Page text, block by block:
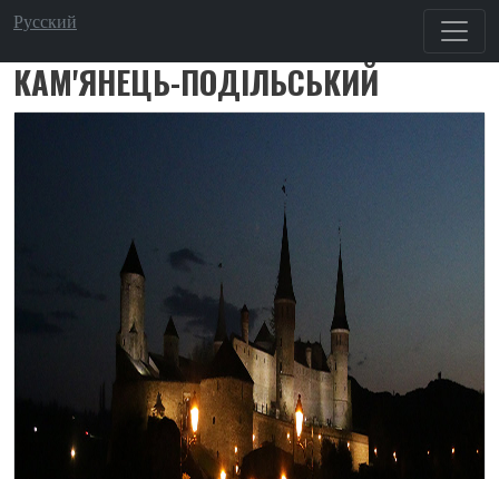
Перейти до основного вмісту
Русский
КАМ'ЯНЕЦЬ-ПОДІЛЬСЬКИЙ